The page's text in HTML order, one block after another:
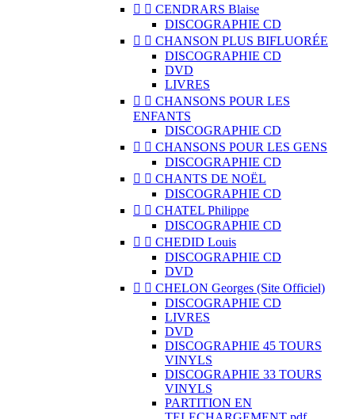
  CENDRARS Blaise
DISCOGRAPHIE CD
  CHANSON PLUS BIFLUORÉE
DISCOGRAPHIE CD
DVD
LIVRES
  CHANSONS POUR LES
ENFANTS
DISCOGRAPHIE CD
  CHANSONS POUR LES GENS
DISCOGRAPHIE CD
  CHANTS DE NOËL
DISCOGRAPHIE CD
  CHATEL Philippe
DISCOGRAPHIE CD
  CHEDID Louis
DISCOGRAPHIE CD
DVD
  CHELON Georges (Site Officiel)
DISCOGRAPHIE CD
LIVRES
DVD
DISCOGRAPHIE 45 TOURS
VINYLS
DISCOGRAPHIE 33 TOURS
VINYLS
PARTITION EN